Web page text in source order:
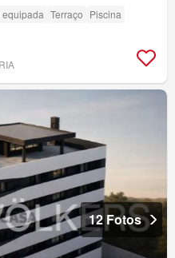
Terraço Piscina
12 Fotos